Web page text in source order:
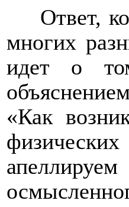
Ответ,
многих
идет о
«Как